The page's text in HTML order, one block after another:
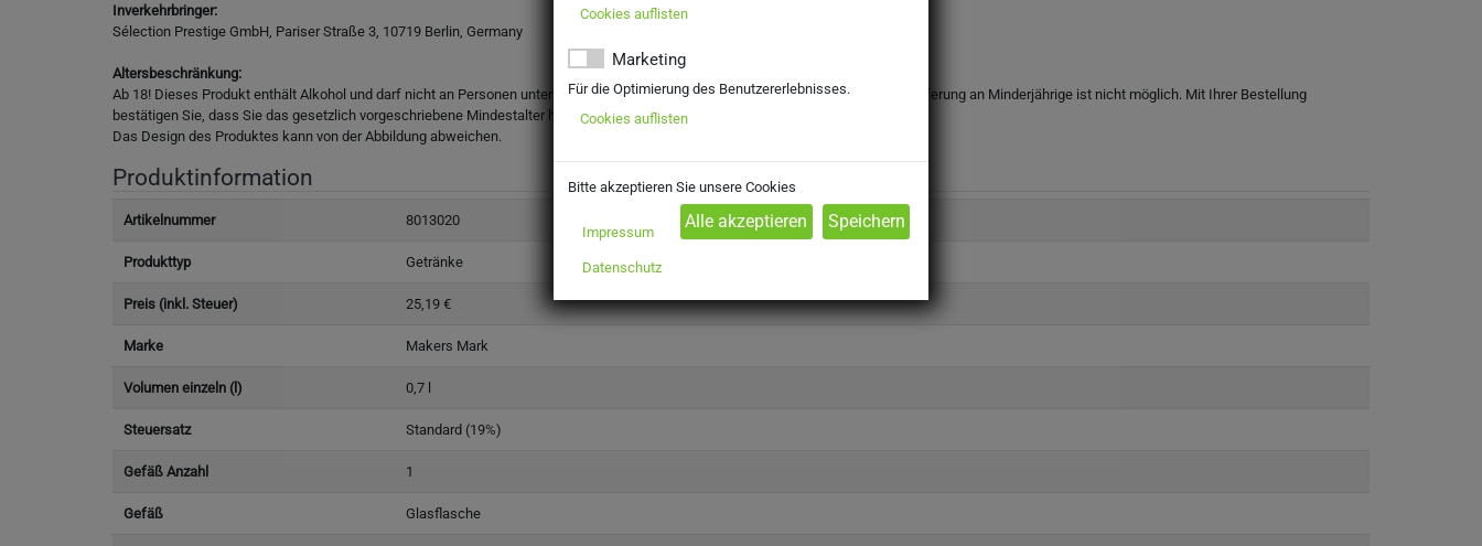
Inverkehrbringer:
Sélection Prestige GmbH, Pariser Straße 3, 10719 Berlin, Germany
Altersbeschränkung:
Ab 18! Dieses Produkt enthält Alkohol und darf nicht an Personen unter dem gesetzlichen Mindestalter abgegeben werden. Eine Lieferung an Minderjährige ist nicht möglich. Mit Ihrer Bestellung
bestätigen Sie, dass Sie das gesetzlich vorgeschriebene Mindestalter haben.
Das Design des Produktes kann von der Abbildung abweichen.
Produktinformation
Artikelnummer 8013020
Produkttyp Getränke
Preis (inkl. Steuer) 25,19 €
Marke Makers Mark
Volumen einzeln (l) 0,7 l
Steuersatz Standard (19%)
Gefäß Anzahl 1
Gefäß Glasflasche
Cookies auflisten
Marketing
Für die Optimierung des Benutzererlebnisses.
Cookies auflisten
Bitte akzeptieren Sie unsere Cookies
Impressum
Datenschutz